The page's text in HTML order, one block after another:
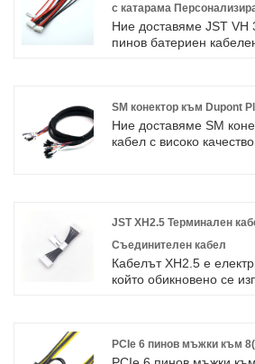
с катарама
Ние доставяме JST
пинов батериен
кабелни снопове и
на 10 години,
от пазара в Азия,
SM конектор към Dupont
Ние доставяме SM
кабел с високо
Азия, Европа и
станем ваши
Китай.
JST XH2.5 Терминален
Съединителен кабел
Кабелът XH2.5 е
който обикновено се
PCIe 6 пинов мъжки към